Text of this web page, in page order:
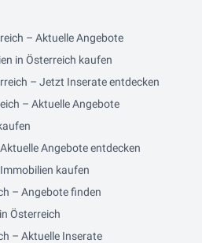
– Aktuelle Angebote
in Österreich kaufen
– Jetzt Inserate entdecken
– Aktuelle Angebote
Angebote entdecken
kaufen
– Angebote finden
Österreich
– Aktuelle Inserate